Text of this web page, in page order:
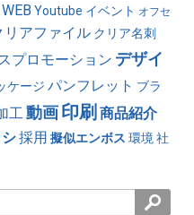
WEB Youtube イベント オフセ
リアファイル クリア名刺
プロモーション デザイ
ケージ パンフレット ブラ
工動画印刷 商品紹介
採用 擬似エンボス 環境 社